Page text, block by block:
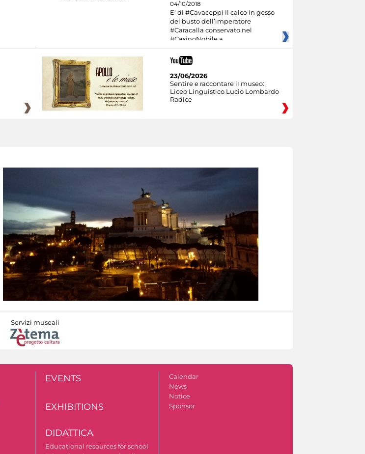
04/10/2018
E' di #Cavaceppi il calco in gesso
del busto dell’imperatore
#Caracalla conservato nel
#CasinoNobile a
23/06/2026
Sentire e raccontare il museo:
Liceo Linguistico Lucio Lombardo
Radice
Servizi museali
EVENTS
EXHIBITIONS
DIDATTICA
Educational resources for school
Calendar
News
Notice
Sponsor